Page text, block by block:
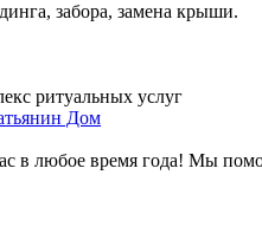
забора, замена крыши.
ритуальных услуг
Дом
в любое время года! Мы